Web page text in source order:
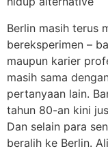
Berlin masih terus
bereksperimen –
maupun karier
masih sama
pertanyaan lain.
tahun 80-an kini
Dan selain para
beralih ke Berlin.